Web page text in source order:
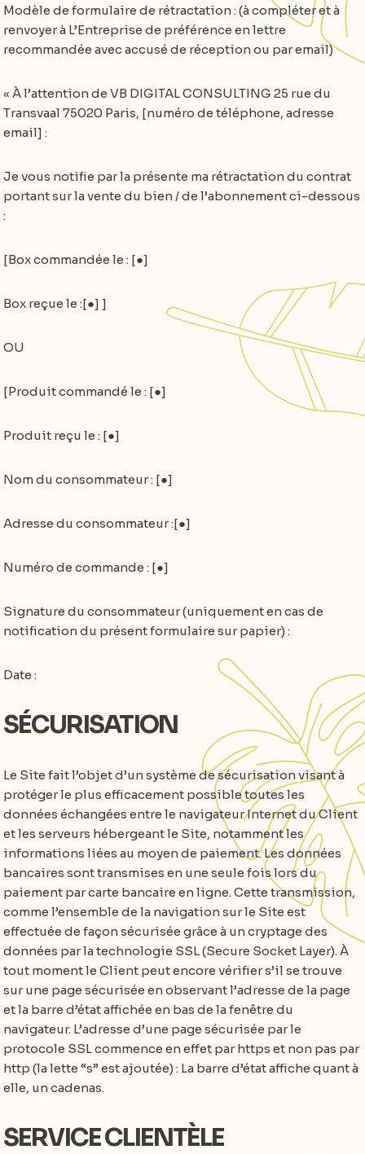
Modèle de formulaire de rétractation : (à compléter et à
renvoyer à L’Entreprise de préférence en lettre
recommandée avec accusé de réception ou par email)
« À l’attention de VB DIGITAL CONSULTING 25 rue du
Transvaal 75020 Paris, [numéro de téléphone, adresse
email] :
Je vous notifie par la présente ma rétractation du contrat
portant sur la vente du bien / de l’abonnement ci-dessous
:
[Box commandée le : [●]
Box reçue le :[●] ]
OU
[Produit commandé le : [●]
Produit reçu le : [●]
Nom du consommateur : [●]
Adresse du consommateur :[●]
Numéro de commande : [●]
Signature du consommateur (uniquement en cas de
notification du présent formulaire sur papier) :
Date :
SÉCURISATION
Le Site fait l’objet d’un système de sécurisation visant à
protéger le plus efficacement possible toutes les
données échangées entre le navigateur Internet du Client
et les serveurs hébergeant le Site, notamment les
informations liées au moyen de paiement. Les données
bancaires sont transmises en une seule fois lors du
paiement par carte bancaire en ligne. Cette transmission,
comme l’ensemble de la navigation sur le Site est
effectuée de façon sécurisée grâce à un cryptage des
données par la technologie SSL (Secure Socket Layer). À
tout moment le Client peut encore vérifier s’il se trouve
sur une page sécurisée en observant l’adresse de la page
et la barre d’état affichée en bas de la fenêtre du
navigateur. L’adresse d’une page sécurisée par le
protocole SSL commence en effet par https et non pas par
http (la lette “s” est ajoutée) : La barre d’état affiche quant à
elle, un cadenas.
SERVICE CLIENTÈLE